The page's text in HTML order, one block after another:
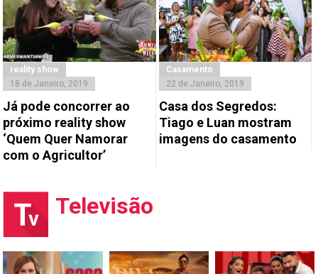
reality show
18 de Janeiro, 2019
Já pode concorrer ao
próximo reality show
‘Quem Quer Namorar
com o Agricultor’
Casamento
22 de Janeiro, 2019
Casa dos Segredos:
Tiago e Luan mostram
imagens do casamento
Televisão